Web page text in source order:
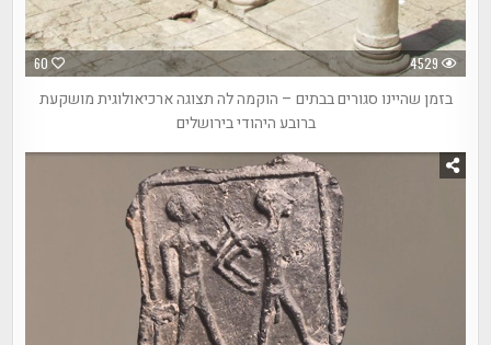
60 4529
בזמן שהיינו סגורים בבתים – הוקמה לה תצוגה ארכיאולוגית מושקעת
ברובע היהודי בירושלים